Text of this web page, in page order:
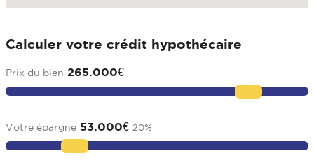
Calculer votre crédit hypothécaire
Prix du bien 265.000€
Votre épargne 53.000€ 20%